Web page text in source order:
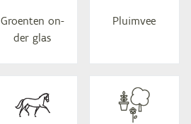
Groen­ten on­
der glas
Pluim­vee